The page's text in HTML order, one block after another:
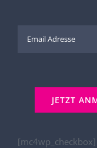
[mc4wp_checkbox]